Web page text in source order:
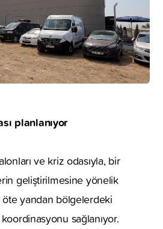
planlanıyor
ve kriz odasıyla, bir
geliştirilmesine yönelik
öte yandan bölgelerdeki
sağlanıyor.